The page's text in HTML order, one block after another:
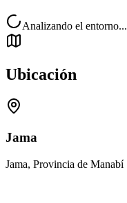
Analizando el entorno...
Ubicación
Jama
Jama, Provincia de Manabí